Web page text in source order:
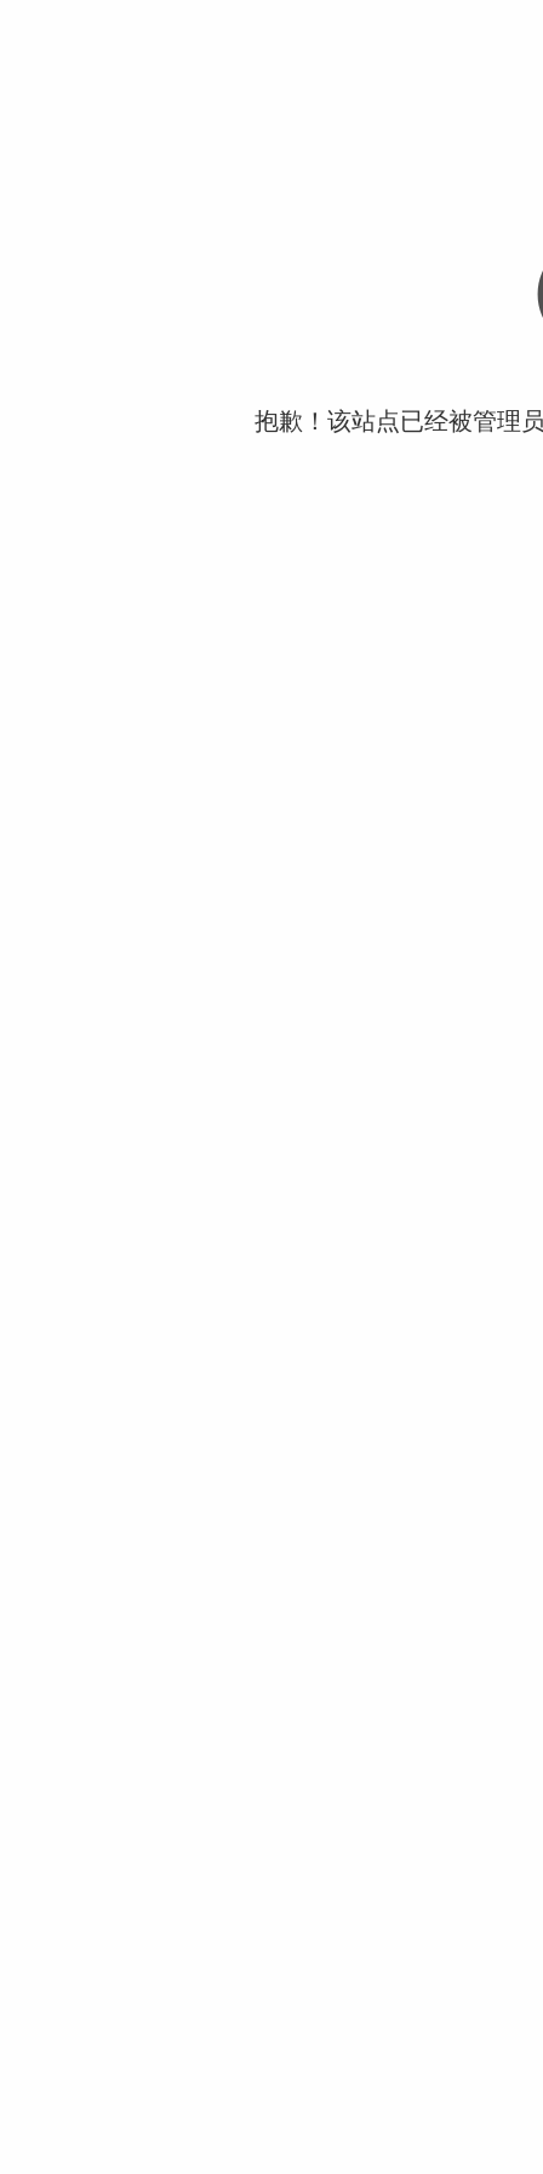
抱歉！该站点已经被管理